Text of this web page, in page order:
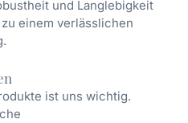
und Langlebigkeit
einem verlässlichen
ist uns wichtig.